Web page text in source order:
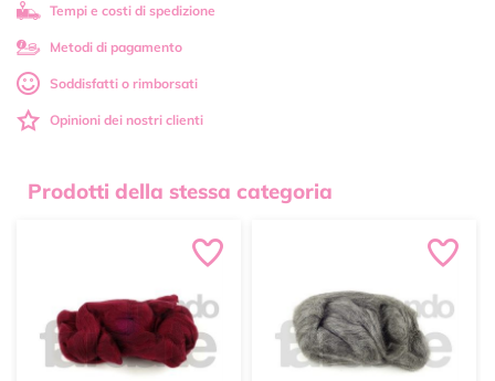
Tempi e costi di spedizione
Metodi di pagamento
Soddisfatti o rimborsati
Opinioni dei nostri clienti
Prodotti della stessa categoria